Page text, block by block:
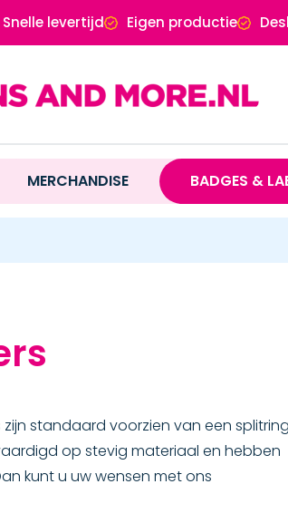
Snelle levertijd Eigen productie
MERCHANDISE BADGES &
standaard voorzien van een splitring
op stevig materiaal en hebben
kunt u uw wensen met ons